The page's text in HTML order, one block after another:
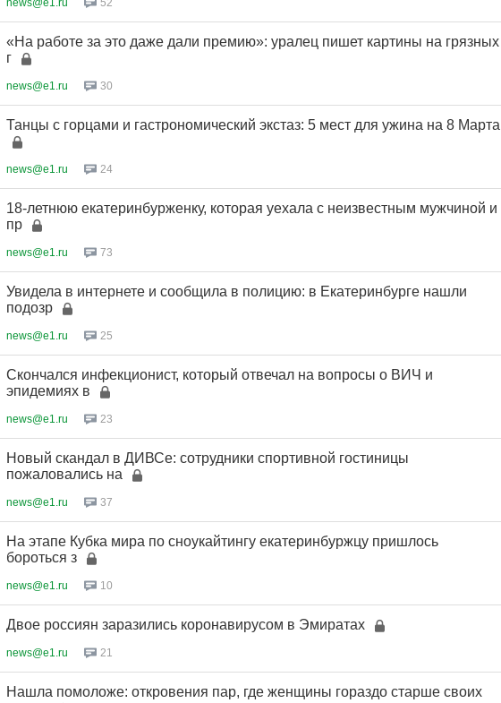
52
«На работе за это даже дали премию»: уралец пишет картины на грязных
г
news@e1.ru 30
Танцы с горцами и гастрономический экстаз: 5 мест для ужина на 8 Марта
news@e1.ru 24
18-летнюю екатеринбурженку, которая уехала с неизвестным мужчиной и
пр
news@e1.ru 73
Увидела в интернете и сообщила в полицию: в Екатеринбурге нашли
подозр
news@e1.ru 25
Скончался инфекционист, который отвечал на вопросы о ВИЧ и
эпидемиях в
news@e1.ru 23
Новый скандал в ДИВСе: сотрудники спортивной гостиницы
пожаловались на
news@e1.ru 37
На этапе Кубка мира по сноукайтингу екатеринбуржцу пришлось
бороться з
news@e1.ru 10
Двое россиян заразились коронавирусом в Эмиратах
news@e1.ru 21
Нашла помоложе: откровения пар, где женщины гораздо старше своих